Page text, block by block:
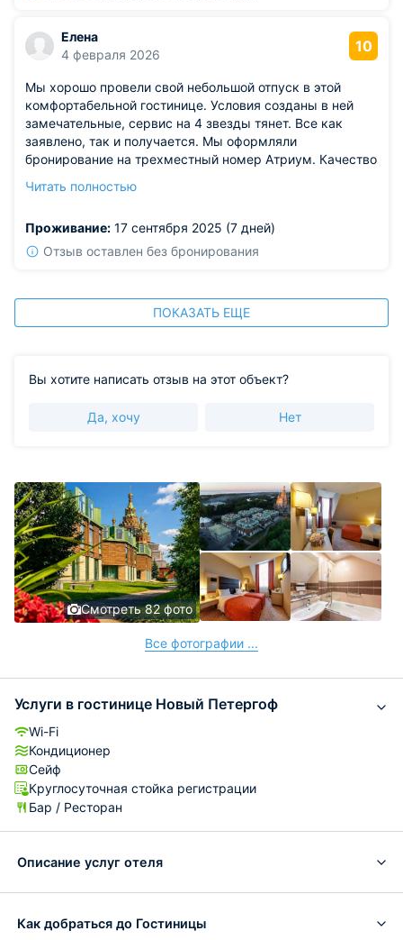
Елена
4 февраля 2026
10
Мы хорошо провели свой небольшой отпуск в этой
комфортабельной гостинице. Условия созданы в ней
замечательные, сервис на 4 звезды тянет. Все как
заявлено, так и получается. Мы оформляли
бронирование на трехместный номер Атриум. Качество
интерьер тоже. Чайник, холодильник в номере
полотенца, тапочки. К достопримечательностям
конечно же мы проехали и не раз. Погуляли и по саду.
Читать полностью
Проживание: 17 сентября 2025 (7 дней)
Отзыв оставлен без бронирования
ПОКАЗАТЬ ЕЩЕ
Вы хотите написать отзыв на этот объект?
Да, хочу Нет
Смотреть 82 фото
Все фотографии ...
Услуги в гостинице Новый Петергоф
Wi-Fi
Кондиционер
Сейф
Круглосуточная стойка регистрации
Бар / Ресторан
Описание услуг отеля
Как добраться до Гостиницы